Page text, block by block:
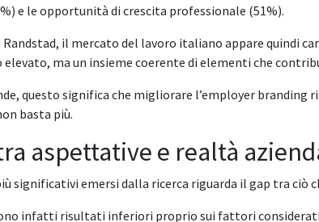
e le opportunità di crescita professionale (51%).
Randstad, il mercato del lavoro italiano appare quindi
ma un insieme coerente di elementi che
questo significa che migliorare l’employer branding
basta più.
aspettative e realtà
significativi emersi dalla ricerca riguarda il gap tra
infatti risultati inferiori proprio sui fattori